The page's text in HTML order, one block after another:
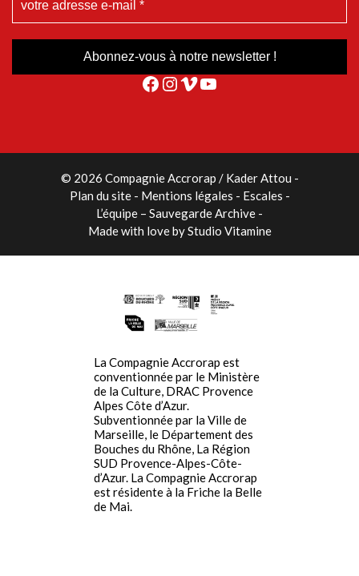
Facebook
Instagram
Vimeo
YouTube
© 2026 Compagnie Accrorap / Kader Attou -
Plan du site
Mentions légales
Escales
L’équipe – Sauvegarde Archive
Made with love byStudio Vitamine
La Compagnie Accrorap est
conventionnée par le Ministère
de la Culture, DRAC Provence
Alpes Côte d’Azur.
Subventionnée par la Ville de
Marseille, le Département des
Bouches du Rhône, La Région
SUD Provence-Alpes-Côte-
d’Azur. La Compagnie Accrorap
est résidente à la Friche la Belle
de Mai.